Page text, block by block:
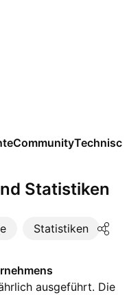
Community
Statistiken
Statistiken
ausgeführt. Die